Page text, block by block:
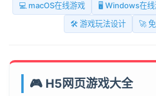
💻 macOS在线游戏
🖥️ Windows在线
🛠️ 游戏玩法设计
🚀
🎮 H5网页游戏大全